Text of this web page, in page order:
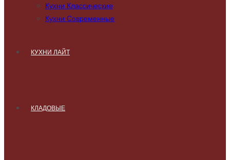
Кухни Классические
Кухни Современные
КУХНИ ЛАЙТ
КЛАДОВЫЕ